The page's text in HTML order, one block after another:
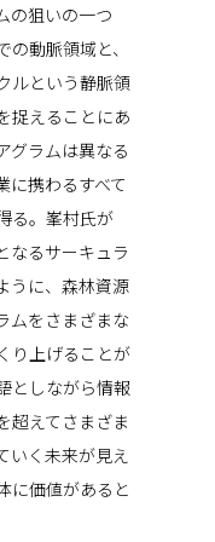
の狙いの一つ
動脈領域と、
ルという静脈領
捉えることにあ
グラムは異なる
に携わるすべて
る。峯村氏が
なるサーキュラ
うに、森林資源
ムをさまざまな
り上げることが
としながら情報
超えてさまざま
いく未来が見え
に価値があると